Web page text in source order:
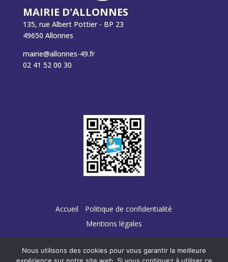
MAIRIE D'ALLONNES
135, rue Albert Pottier - BP 23
49650 Allonnes
mairie@allonnes-49.fr
02 41 52 00 30
Accueil
Politique de confidentialité
Mentions légales
Nous utilisons des cookies pour vous garantir la meilleure